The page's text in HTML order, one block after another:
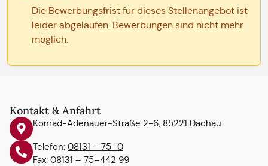
Die Bewerbungsfrist für dieses Stellenangebot ist
leider abgelaufen. Bewerbungen sind nicht mehr
möglich.
Kontakt & Anfahrt
Konrad-Adenauer-Straße 2-6, 85221 Dachau
Telefon: 08131 – 75–0
Fax: 08131 – 75–442 99